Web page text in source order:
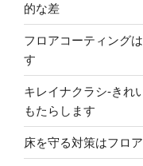
的な差
フロアコーティング
す
キレイナクラシ-きれ
もたらします
床を守る対策はフロ